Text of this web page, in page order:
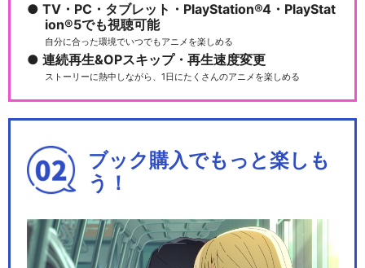
TV・PC・タブレット・PlayStation®4・PlayStat
ion®5でも視聴可能
自分に合った環境でいつでもアニメを楽しめる
連続再生&OPスキップ・再生速度変更
ストーリーに熱中しながら、1日にたくさんのアニメを楽しめる
ブック購入でもっと楽しも
う！